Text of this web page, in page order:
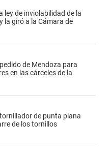
ley de inviolabilidad de la
la giró a la Cámara de
de Mendoza para
en las cárceles de la
de punta plana
de los tornillos